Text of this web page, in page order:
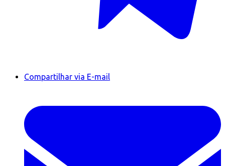
Compartilhar via E-mail